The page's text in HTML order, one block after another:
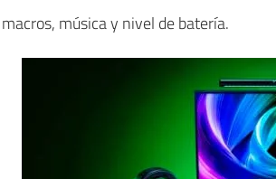
música y nivel de batería.